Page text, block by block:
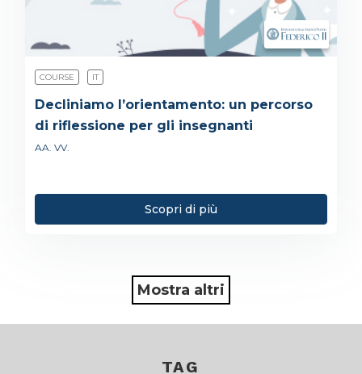
COURSE IT
Decliniamo l’orientamento: un percorso
di riflessione per gli insegnanti
AA. VV.
Scopri di più
Mostra altri
TAG